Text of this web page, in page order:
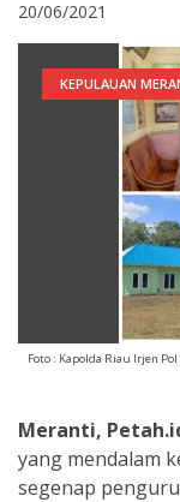
20/06/2021
KEPULAUAN
Foto : Kapolda Riau Irjen
Meranti,
yang mendalam
segenap